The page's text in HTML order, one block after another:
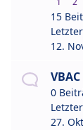
15
12.
0
27.